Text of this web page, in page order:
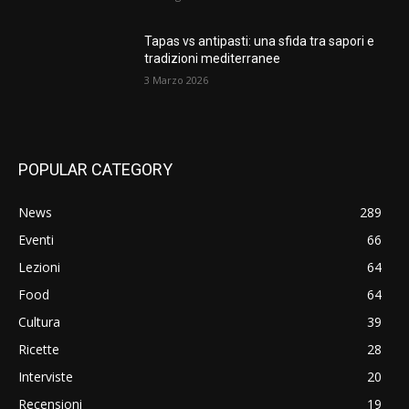
Tapas vs antipasti: una sfida tra sapori e
tradizioni mediterranee
3 Marzo 2026
POPULAR CATEGORY
News
289
Eventi
66
Lezioni
64
Food
64
Cultura
39
Ricette
28
Interviste
20
Recensioni
19